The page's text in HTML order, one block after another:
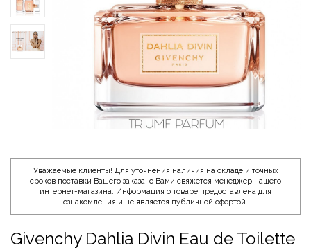
Уважаемые клиенты! Для уточнения наличия на складе и точных
сроков поставки Вашего заказа, с Вами свяжется менеджер нашего
интернет-магазина. Информация о товаре предоставлена для
ознакомления и не является публичной офертой.
Givenchy Dahlia Divin Eau de Toilette